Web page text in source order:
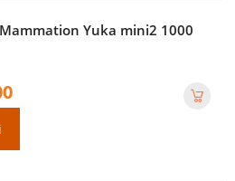
Yuka mini2 1000